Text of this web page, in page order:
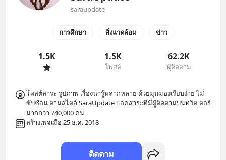
saraupdate
การศึกษา สิ่งแวดล้อม ข่าว
1.5K 1.5K
โพสต์
62.2K
ผู้ติดตาม
โพสต์สาระ รูปภาพ เรื่องน่ารู้หลากหลาย ด้วยมุมมองเรียบง่าย ไม่
ซับซ้อน ตามสไตล์ SaraUpdate แอคสาระที่มีผู้ติดตามบนทวิตเตอร์
มากกว่า 740,000 คน
สร้างเพจเมื่อ 25 ธ.ค. 2018
ติดตาม